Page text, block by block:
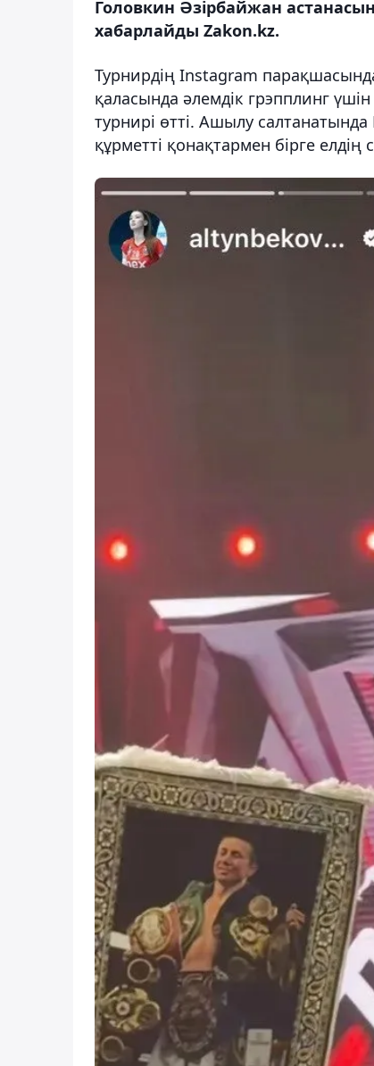
Головкин Әзірбайжан
хабарлайды Zakon.kz.
Турнирдің Instagram
қаласында әлемдік грэпплинг
турнирі өтті. Ашылу
құрметті қонақтармен бірге